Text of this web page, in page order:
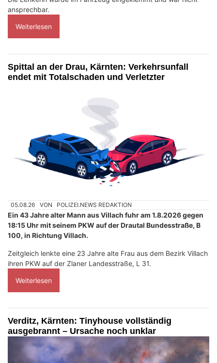
ansprechbar.
Weiterlesen
Spittal an der Drau, Kärnten: Verkehrsunfall
endet mit Totalschaden und Verletzter
05.08.26 VON POLIZEI.NEWS REDAKTION
Ein 43 Jahre alter Mann aus Villach fuhr am 1.8.2026 gegen
18:15 Uhr mit seinem PKW auf der Drautal Bundesstraße, B
100, in Richtung Villach.
Zeitgleich lenkte eine 23 Jahre alte Frau aus dem Bezirk Villach
ihren PKW auf der Zlaner Landesstraße, L 31.
Weiterlesen
Verditz, Kärnten: Tinyhouse vollständig
ausgebrannt – Ursache noch unklar